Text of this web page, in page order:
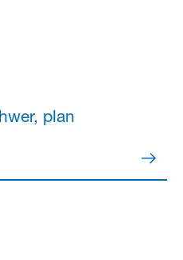
plan